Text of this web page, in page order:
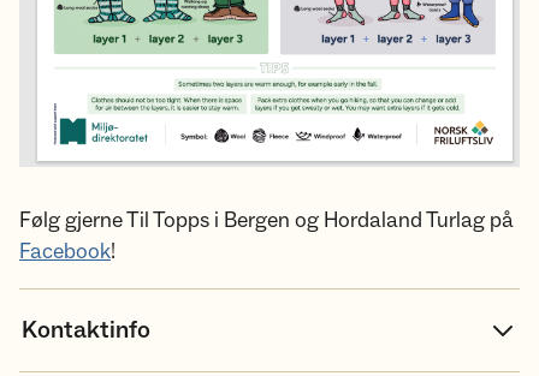
Følg gjerne Til Topps i Bergen og Hordaland Turlag på
Facebook!
Kontaktinfo